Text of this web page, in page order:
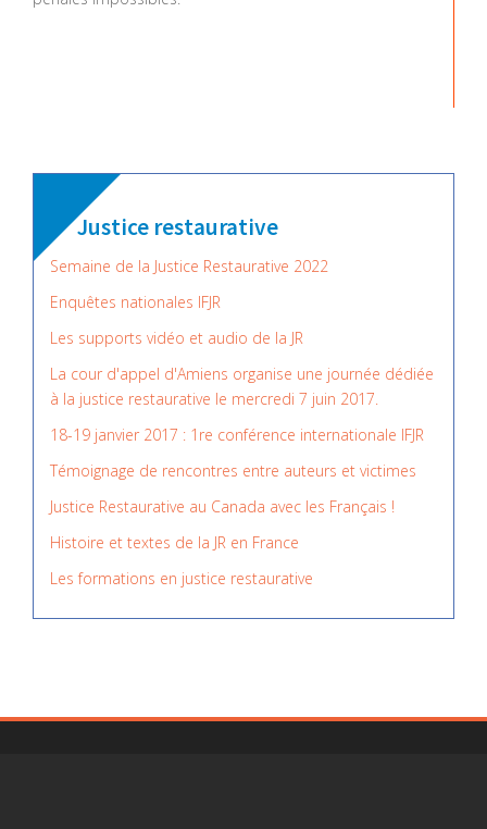
Justice restaurative
Semaine de la Justice Restaurative 2022
Enquêtes nationales IFJR
Les supports vidéo et audio de la JR
La cour d'appel d'Amiens organise une journée dédiée
à la justice restaurative le mercredi 7 juin 2017.
18-19 janvier 2017 : 1re conférence internationale IFJR
Témoignage de rencontres entre auteurs et victimes
Justice Restaurative au Canada avec les Français !
Histoire et textes de la JR en France
Les formations en justice restaurative